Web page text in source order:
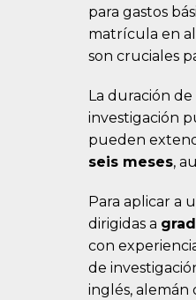
para gastos
matrícula en
son cruciales
La duración
investigación
pueden
seis meses,
Para aplicar a
dirigidas a
con
de
inglés, alemán